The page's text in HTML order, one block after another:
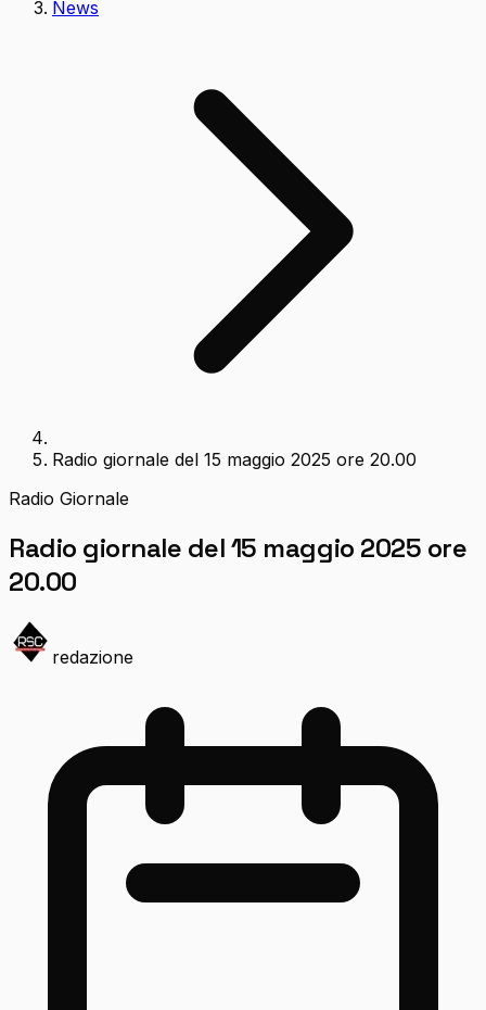
News
Radio giornale del 15 maggio 2025 ore 20.00
Radio Giornale
Radio giornale del 15 maggio 2025 ore
20.00
redazione